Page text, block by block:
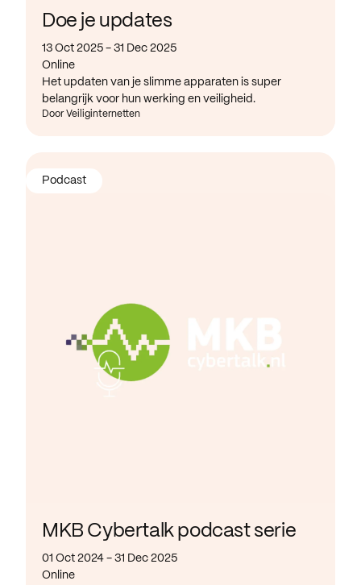
Doe je updates
13 Oct 2025 - 31 Dec 2025
Online
Het updaten van je slimme apparaten is super
belangrijk voor hun werking en veiligheid.
Door Veiliginternetten
MKB Cybertalk podcast serie
01 Oct 2024 - 31 Dec 2025
Online
Podcast